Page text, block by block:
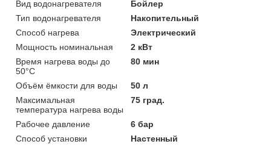
Вид водонагревателя
Бойлер
Тип водонагревателя
Накопительный
Способ нагрева
Электрический
Мощность номинальная
2 кВт
Время нагрева воды до
50°С
80 мин
Объём ёмкости для воды
50 л
Максимальная
температура нагрева воды
75 град.
Рабочее давление
6 бар
Способ установки
Настенный